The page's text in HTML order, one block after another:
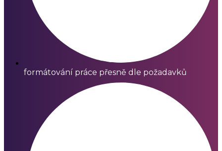
formátování práce přesně dle požadavků